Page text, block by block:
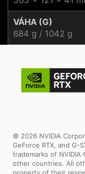
VÁHA (G)
684 g / 1042 g
© 2026 NVIDIA
GeForce RTX, and G-
trademarks of
other countries. All
property of their